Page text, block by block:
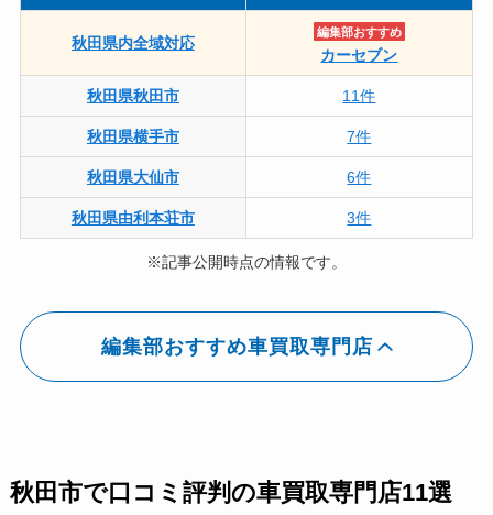
秋田県内全域対応
編集部おすすめ
カーセブン
秋田県秋田市 11件
秋田県横手市 7件
秋田県大仙市 6件
秋田県由利本荘市 3件
※記事公開時点の情報です。
編集部おすすめ車買取専門店
秋田市で口コミ評判の車買取専門店11選